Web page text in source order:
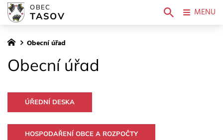
Obecní úřad
Obecní úřad
ÚŘEDNÍ DESKA
HOSPODAŘENÍ OBCE A ROZPOČTY
OBEC
TASOV MENU